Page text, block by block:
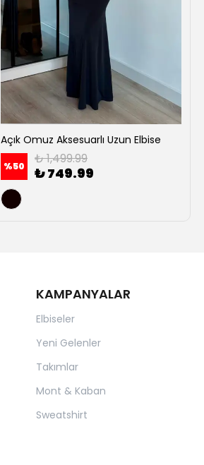
Açık Omuz Aksesuarlı Uzun Elbise
%50 ₺ 1,499.99
₺ 749.99
KAMPANYALAR
Elbiseler
Yeni Gelenler
Takımlar
Mont & Kaban
Sweatshirt